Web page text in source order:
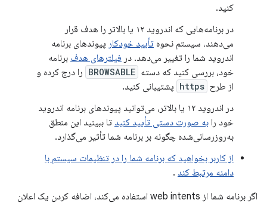
کنید.
در برنامه‌هایی که اندروید ۱۲ یا بالاتر را هدف قرار
می‌دهند، سیستم نحوه تأیید خودکار پیوندهای برنامه
اندروید شما را تغییر می‌دهد. در فیلترهای هدف برنامه
خود، بررسی کنید که دسته BROWSABLE را درج کرده و
از طرح https پشتیبانی کنید.
در اندروید ۱۲ یا بالاتر، می‌توانید پیوندهای برنامه اندروید
خود را به صورت دستی تأیید کنید تا ببینید این منطق
به‌روزرسانی‌شده چگونه بر برنامه شما تأثیر می‌گذارد.
از کاربر بخواهید که برنامه شما را در تنظیمات سیستم با
دامنه مرتبط کند .
اگر برنامه شما از web intents استفاده می‌کند، اضافه کردن یک اعلان